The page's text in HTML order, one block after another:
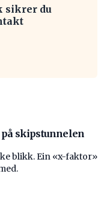
sikrer du
skipstunnelen
blikk. Ein «x-faktor»